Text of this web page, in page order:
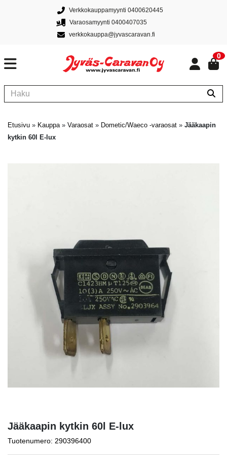
Verkkokauppamyynti 0400620445
Varaosamyynti 0400407035
verkkokauppa@jyvascaravan.fi
0
Etusivu » Kauppa» Varaosat » Dometic/Waeco -varaosat » Jääkaapin
kytkin 60l E-lux
Jääkaapin kytkin 60l E-lux
Tuotenumero: 290396400